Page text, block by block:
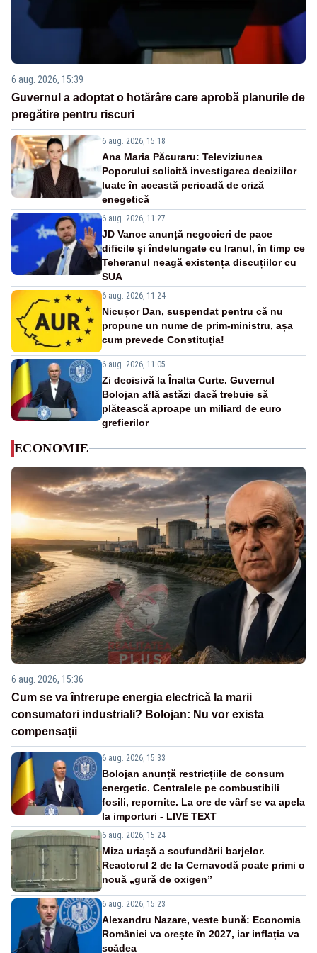
6 aug. 2026, 15:39
Guvernul a adoptat o hotărâre care aprobă planurile de
pregătire pentru riscuri
6 aug. 2026, 15:18
Ana Maria Păcuraru: Televiziunea
Poporului solicită investigarea deciziilor
luate în această perioadă de criză
enegetică
6 aug. 2026, 11:27
JD Vance anunță negocieri de pace
dificile și îndelungate cu Iranul, în timp ce
Teheranul neagă existența discuțiilor cu
SUA
6 aug. 2026, 11:24
Nicușor Dan, suspendat pentru că nu
propune un nume de prim-ministru, așa
cum prevede Constituția!
6 aug. 2026, 11:05
Zi decisivă la Înalta Curte. Guvernul
Bolojan află astăzi dacă trebuie să
plătească aproape un miliard de euro
grefierilor
ECONOMIE
6 aug. 2026, 15:36
Cum se va întrerupe energia electrică la marii
consumatori industriali? Bolojan: Nu vor exista
compensații
6 aug. 2026, 15:33
Bolojan anunță restricțiile de consum
energetic. Centralele pe combustibili
fosili, repornite. La ore de vârf se va apela
la importuri - LIVE TEXT
6 aug. 2026, 15:24
Miza uriașă a scufundării barjelor.
Reactorul 2 de la Cernavodă poate primi o
nouă „gură de oxigen”
6 aug. 2026, 15:23
Alexandru Nazare, veste bună: Economia
României va crește în 2027, iar inflația va
scădea